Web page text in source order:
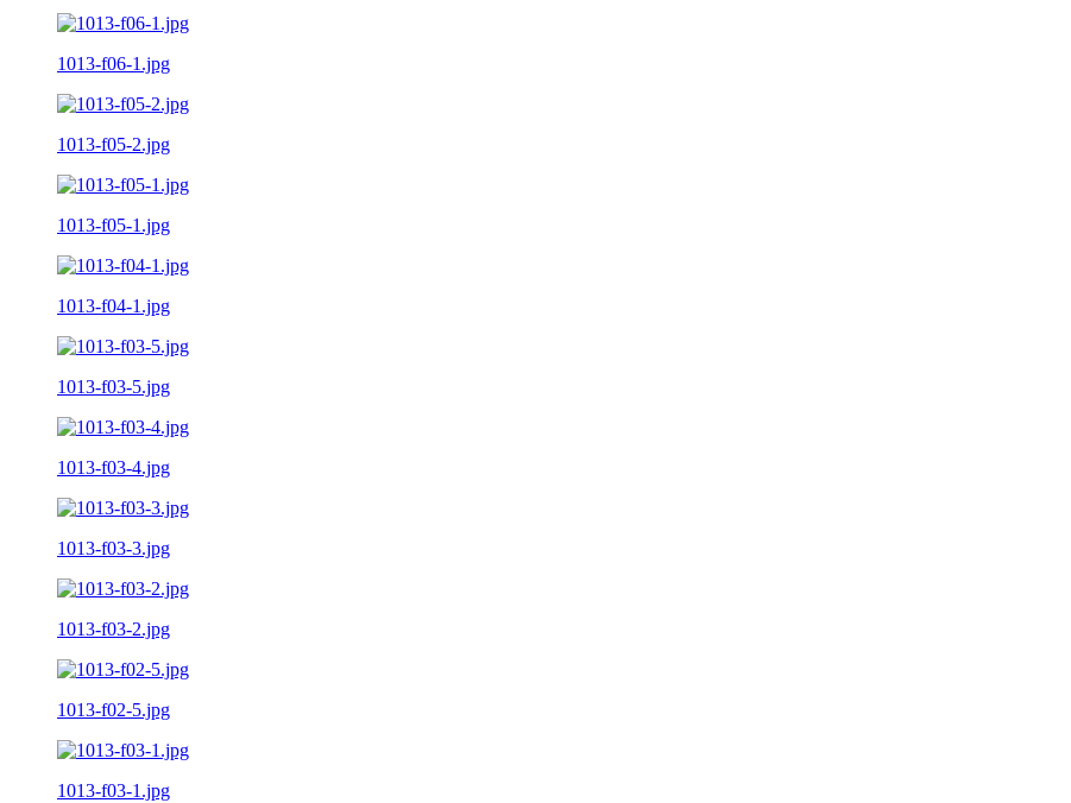
1013-f06-1.jpg
1013-f05-2.jpg
1013-f05-1.jpg
1013-f04-1.jpg
1013-f03-5.jpg
1013-f03-4.jpg
1013-f03-3.jpg
1013-f03-2.jpg
1013-f02-5.jpg
1013-f03-1.jpg